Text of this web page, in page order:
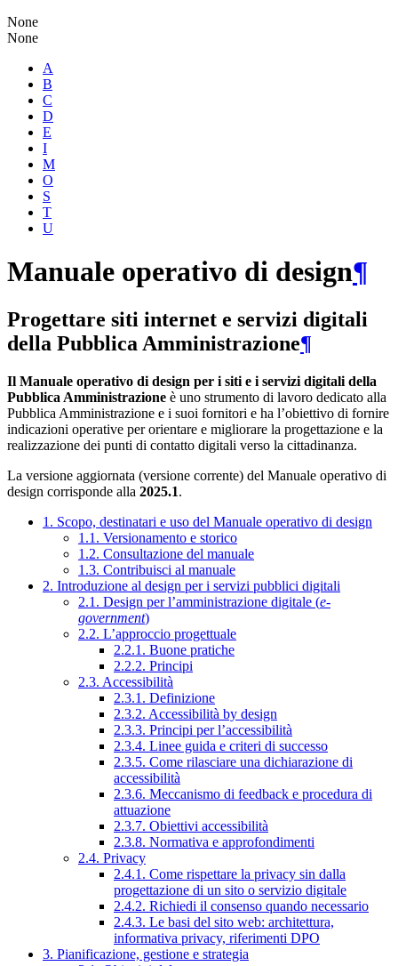
None
None
A
B
C
D
E
I
M
O
S
T
U
Manuale operativo di design¶
Progettare siti internet e servizi digitali
della Pubblica Amministrazione¶
Il Manuale operativo di design per i siti e i servizi digitali della
Pubblica Amministrazione è uno strumento di lavoro dedicato alla
Pubblica Amministrazione e i suoi fornitori e ha l’obiettivo di fornire
indicazioni operative per orientare e migliorare la progettazione e la
realizzazione dei punti di contatto digitali verso la cittadinanza.
La versione aggiornata (versione corrente) del Manuale operativo di
design corrisponde alla 2025.1.
1. Scopo, destinatari e uso del Manuale operativo di design
1.1. Versionamento e storico
1.2. Consultazione del manuale
1.3. Contribuisci al manuale
2. Introduzione al design per i servizi pubblici digitali
2.1. Design per l’amministrazione digitale (e-
government)
2.2. L’approccio progettuale
2.2.1. Buone pratiche
2.2.2. Principi
2.3. Accessibilità
2.3.1. Definizione
2.3.2. Accessibilità by design
2.3.3. Principi per l’accessibilità
2.3.4. Linee guida e criteri di successo
2.3.5. Come rilasciare una dichiarazione di
accessibilità
2.3.6. Meccanismo di feedback e procedura di
attuazione
2.3.7. Obiettivi accessibilità
2.3.8. Normativa e approfondimenti
2.4. Privacy
2.4.1. Come rispettare la privacy sin dalla
progettazione di un sito o servizio digitale
2.4.2. Richiedi il consenso quando necessario
2.4.3. Le basi del sito web: architettura,
informativa privacy, riferimenti DPO
3. Pianificazione, gestione e strategia